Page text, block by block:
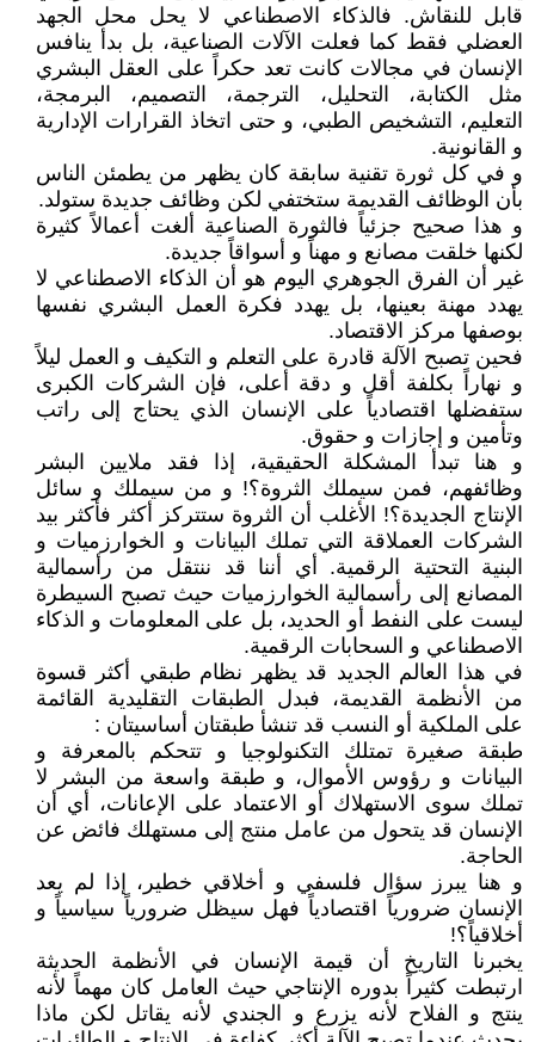
قابل للنقاش. فالذكاء الاصطناعي لا يحل محل الجهد
العضلي فقط كما فعلت الآلات الصناعية، بل بدأ ينافس
الإنسان في مجالات كانت تعد حكراً على العقل البشري
مثل الكتابة، التحليل، الترجمة، التصميم، البرمجة،
التعليم، التشخيص الطبي، و حتى اتخاذ القرارات الإدارية
و القانونية.
و في كل ثورة تقنية سابقة كان يظهر من يطمئن الناس
بأن الوظائف القديمة ستختفي لكن وظائف جديدة ستولد.
و هذا صحيح جزئياً فالثورة الصناعية ألغت أعمالاً كثيرة
لكنها خلقت مصانع و مهناً و أسواقاً جديدة.
غير أن الفرق الجوهري اليوم هو أن الذكاء الاصطناعي لا
يهدد مهنة بعينها، بل يهدد فكرة العمل البشري نفسها
بوصفها مركز الاقتصاد.
فحين تصبح الآلة قادرة على التعلم و التكيف و العمل ليلاً
و نهاراً بكلفة أقل و دقة أعلى، فإن الشركات الكبرى
ستفضلها اقتصادياً على الإنسان الذي يحتاج إلى راتب
وتأمين و إجازات و حقوق.
و هنا تبدأ المشكلة الحقيقية، إذا فقد ملايين البشر
وظائفهم، فمن سيملك الثروة؟! و من سيملك و سائل
الإنتاج الجديدة؟! الأغلب أن الثروة ستتركز أكثر فأكثر بيد
الشركات العملاقة التي تملك البيانات و الخوارزميات و
البنية التحتية الرقمية. أي أننا قد ننتقل من رأسمالية
المصانع إلى رأسمالية الخوارزميات حيث تصبح السيطرة
ليست على النفط أو الحديد، بل على المعلومات و الذكاء
الاصطناعي و السحابات الرقمية.
في هذا العالم الجديد قد يظهر نظام طبقي أكثر قسوة
من الأنظمة القديمة، فبدل الطبقات التقليدية القائمة
على الملكية أو النسب قد تنشأ طبقتان أساسيتان :
طبقة صغيرة تمتلك التكنولوجيا و تتحكم بالمعرفة و
البيانات و رؤوس الأموال، و طبقة واسعة من البشر لا
تملك سوى الاستهلاك أو الاعتماد على الإعانات، أي أن
الإنسان قد يتحول من عامل منتج إلى مستهلك فائض عن
الحاجة.
و هنا يبرز سؤال فلسفي و أخلاقي خطير، إذا لم يعد
الإنسان ضرورياً اقتصادياً فهل سيظل ضرورياً سياسياً و
أخلاقياً؟!
يخبرنا التاريخ أن قيمة الإنسان في الأنظمة الحديثة
ارتبطت كثيراً بدوره الإنتاجي حيث العامل كان مهماً لأنه
ينتج و الفلاح لأنه يزرع و الجندي لأنه يقاتل لكن ماذا